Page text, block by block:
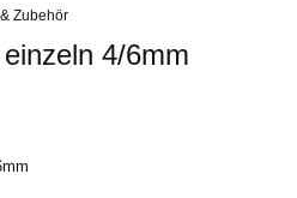
Zubehör
4/6mm